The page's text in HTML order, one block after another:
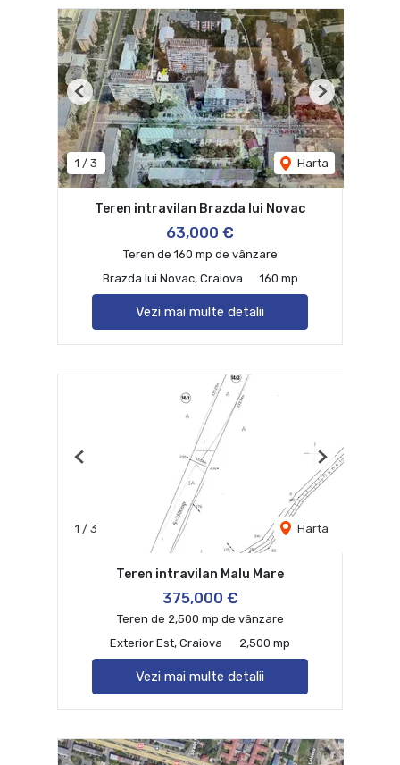
1 / 3 Harta
Previous Next
Teren intravilan Brazda lui Novac
63,000 €
Teren de 160 mp de vânzare
Brazda lui Novac, Craiova
160 mp
Vezi mai multe detalii
1 / 3 Harta
Previous Next
Teren intravilan Malu Mare
375,000 €
Teren de 2,500 mp de vânzare
Exterior Est, Craiova
2,500 mp
Vezi mai multe detalii